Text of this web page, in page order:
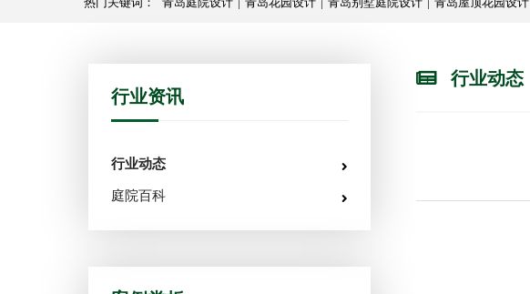
行业动态
行业资讯
行业动态
庭院百科